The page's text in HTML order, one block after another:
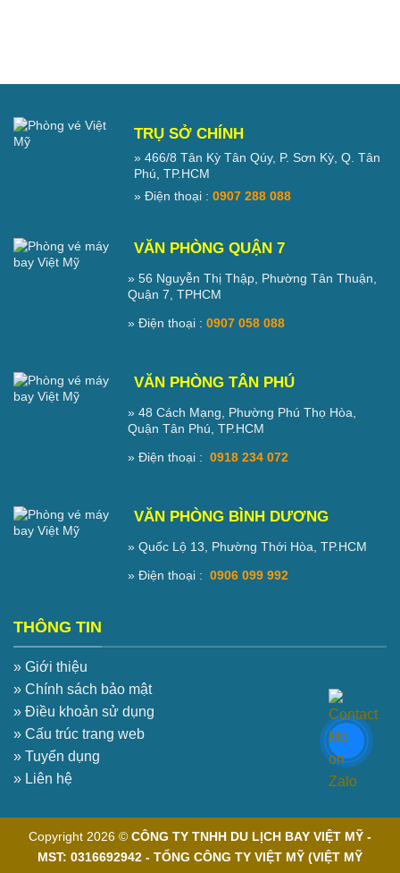
TRỤ SỞ CHÍNH
» 466/8 Tân Kỳ Tân Qúy, P. Sơn Kỳ, Q. Tân
Phú, TP.HCM
» Điện thoại :0907 288 088
VĂN PHÒNG QUẬN 7
» 56 Nguyễn Thị Thập, Phường Tân Thuận,
Quận 7, TPHCM
» Điện thoại : 0907 058 088
VĂN PHÒNG TÂN PHÚ
» 48 Cách Mạng, Phường Phú Thọ Hòa,
Quận Tân Phú, TP.HCM
» Điện thoại : 0918 234 072
VĂN PHÒNG BÌNH DƯƠNG
» Quốc Lộ 13, Phường Thới Hòa, TP.HCM
» Điện thoại : 0906 099 992
THÔNG TIN
» Giới thiệu
» Chính sách bảo mật
» Điều khoản sử dụng
» Cấu trúc trang web
» Tuyển dụng
» Liên hệ
Copyright 2026 © CÔNG TY TNHH DU LỊCH BAY VIỆT MỸ -
MST: 0316692942 - TỔNG CÔNG TY VIỆT MỸ (VIỆT MỸ